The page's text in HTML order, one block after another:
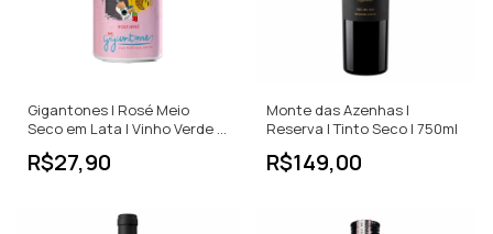
Gigantones | Rosé Meio
Seco em Lata | Vinho Verde |
Portugal | 250ml
R$27,90
Monte das Azenhas |
Reserva | Tinto Seco | 750ml
R$149,00